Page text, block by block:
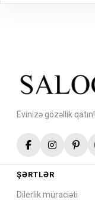
Evinizə gözəllik qatın!
ŞƏRTLƏR
Dilerlik müraciəti